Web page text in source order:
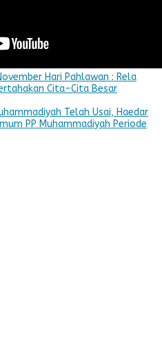
Hari Pahlawan : Rela
Cita-Cita Besar
Telah Usai, Haedar
PP Muhammadiyah Periode